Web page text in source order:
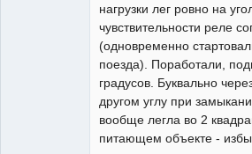
нагрузки лег ровно на
чувствительности реле
(одновременно
поезда). Поработали,
градусов. Буквально
другом углу при
вообще легла во 2
питающем объекте -